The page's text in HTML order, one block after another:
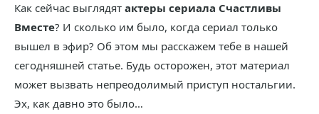
Как сейчас выглядят актеры сериала Счастливы
Вместе? И сколько им было, когда сериал только
вышел в эфир? Об этом мы расскажем тебе в нашей
сегодняшней статье. Будь осторожен, этот материал
может вызвать непреодолимый приступ ностальгии.
Эх, как давно это было…